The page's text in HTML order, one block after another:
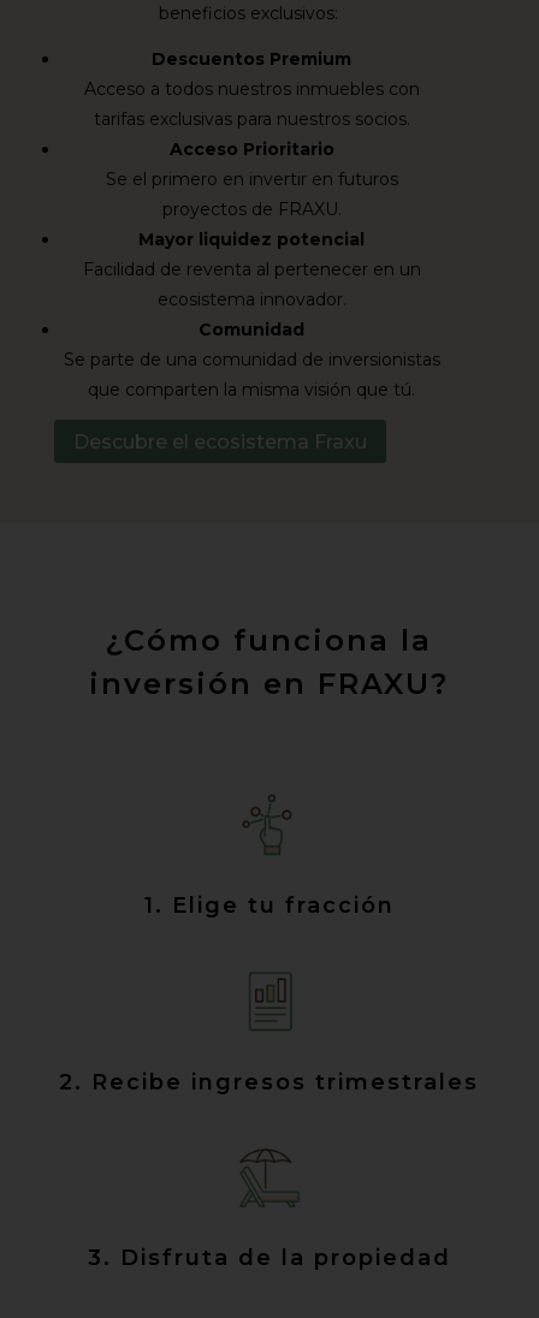
beneficios exclusivos:
Descuentos Premium
Acceso a todos nuestros inmuebles con
tarifas exclusivas para nuestros socios.
Acceso Prioritario
Se el primero en invertir en futuros
proyectos de FRAXU.
Mayor liquidez potencial
Facilidad de reventa al pertenecer en un
ecosistema innovador.
Comunidad
Se parte de una comunidad de inversionistas
que comparten la misma visión que tú.
Descubre el ecosistema Fraxu
¿Cómo funciona la
inversión en FRAXU?
1. Elige tu fracción
2. Recibe ingresos trimestrales
3. Disfruta de la propiedad